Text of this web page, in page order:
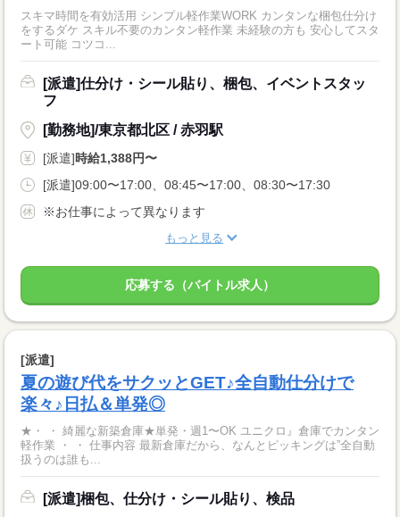
スキマ時間を有効活用 シンプル軽作業WORK カンタンな梱包仕分け
をするダケ スキル不要のカンタン軽作業 未経験の方も 安心してスタ
ート可能 コツコ...
[派遣]仕分け・シール貼り、梱包、イベントスタッ
フ
[勤務地]/東京都北区 / 赤羽駅
[派遣]時給1,388円〜
[派遣]09:00〜17:00、08:45〜17:00、08:30〜17:30
※お仕事によって異なります
もっと見る
応募する（バイトル求人）
[派遣]
夏の遊び代をサクッとGET♪全自動仕分けで
楽々♪日払＆単発◎
★・ ・ 綺麗な新築倉庫★単発・週1〜OK ユニクロ』倉庫でカンタン
軽作業 ・ ・ 仕事内容 最新倉庫だから、なんとピッキングは”全自動
扱うのは誰も...
[派遣]梱包、仕分け・シール貼り、検品